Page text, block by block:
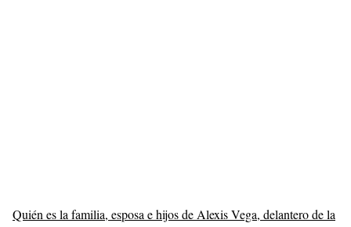
Quién es la familia, esposa e hijos de Alexis Vega, delantero de la